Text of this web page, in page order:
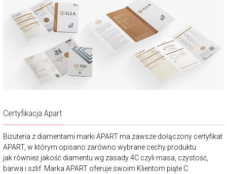
Certyfikacja Apart
Biżuteria z diamentami marki APART ma zawsze dołączony certyfikat
APART, w którym opisano zarówno wybrane cechy produktu
jak również jakość diamentu wg zasady 4C czyli masa, czystość,
barwa i szlif. Marka APART oferuje swoim Klientom piąte C